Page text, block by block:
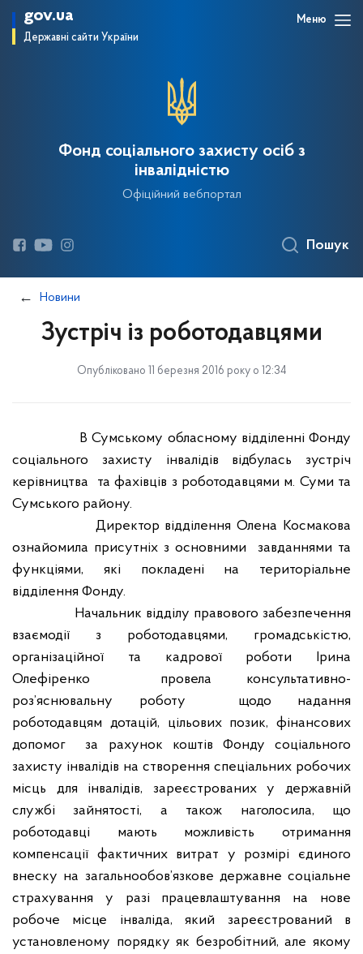
gov.ua
Державні сайти України
Меню
Фонд соціального захисту осіб з
інвалідністю
Офіційний вебпортал
Пошук
Новини
Зустріч із роботодавцями
Опубліковано 11 березня 2016 року о 12:34
В Сумському обласному відділенні Фонду
соціального захисту інвалідів відбулась зустріч
керівництва
та фахівців з роботодавцями м. Суми та
Сумського району.
Директор відділення Олена Космакова
ознайомила присутніх з основними
завданнями та
функціями, які покладені на територіальне
відділення Фонду.
Начальник відділу правового забезпечення
взаємодії з роботодавцями, громадськістю,
організаційної та кадрової роботи Ірина
Олефіренко
провела консультативно-
роз’яснювальну роботу
щодо надання
роботодавцям дотацій, цільових позик, фінансових
допомог
за рахунок коштів Фонду соціального
захисту інвалідів на створення спеціальних робочих
місць для інвалідів, зареєстрованих у державній
службі зайнятості, а також наголосила, що
роботодавці мають можливість отримання
компенсації фактичних витрат у розмірі єдиного
внеску на загальнообов’язкове державне соціальне
страхування у разі працевлаштування на нове
робоче місце інваліда, який зареєстрований в
установленому порядку як безробітний, але якому